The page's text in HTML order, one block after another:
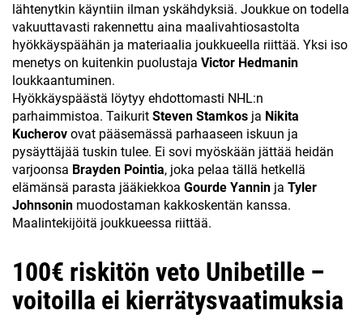
lähtenytkin käyntiin ilman yskähdyksiä. Joukkue on todella
vakuuttavasti rakennettu aina maalivahtiosastolta
hyökkäyspäähän ja materiaalia joukkueella riittää. Yksi iso
menetys on kuitenkin puolustaja Victor Hedmanin
loukkaantuminen.
Hyökkäyspäästä löytyy ehdottomasti NHL:n
parhaimmistoa. Taikurit Steven Stamkos ja Nikita
Kucherov ovat pääsemässä parhaaseen iskuun ja
pysäyttäjää tuskin tulee. Ei sovi myöskään jättää heidän
varjoonsa Brayden Pointia, joka pelaa tällä hetkellä
elämänsä parasta jääkiekkoa Gourde Yannin ja Tyler
Johnsonin muodostaman kakkoskentän kanssa.
Maalintekijöitä joukkueessa riittää.
100€ riskitön veto Unibetille –
voitoilla ei kierrätysvaatimuksia